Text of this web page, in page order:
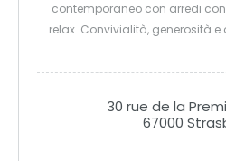
contemporaneo con arredi
relax. Convivialità, generosità
30 rue de la
67000